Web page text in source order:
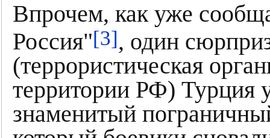
Впрочем, как уже
Россия"[3], один
(террористическая
территории РФ) Турция
знаменитый